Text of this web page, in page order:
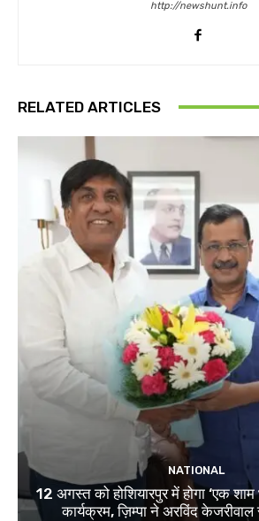
http://newshunt.info
RELATED ARTICLES
NATIONAL
12 अगस्त को होशियारपुर में होगा ‘एक
कार्यक्रम, ज़िम्पा ने अरविंद